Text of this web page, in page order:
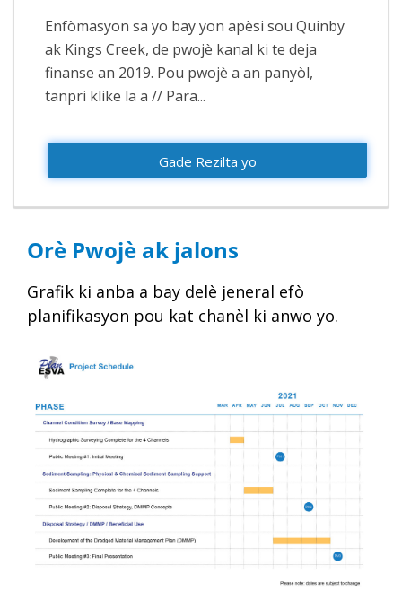
Enfòmasyon sa yo bay yon apèsi sou Quinby
ak Kings Creek, de pwojè kanal ki te deja
finanse an 2019. Pou pwojè a an panyòl,
tanpri klike la a // Para...
Gade Rezilta yo
Orè Pwojè ak jalons
Grafik ki anba a bay delè jeneral efò
planifikasyon pou kat chanèl ki anwo yo.